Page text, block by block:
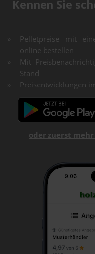
Kennen Sie
Pelletpreise mit
online bestellen
Mit
Stand
Preisentwicklungen
oder zuerst